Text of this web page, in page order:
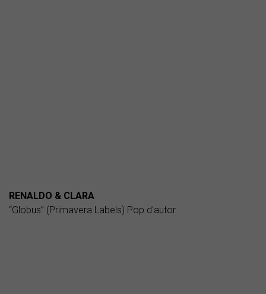
RENALDO & CLARA
“Globus” (Primavera Labels) Pop d'autor